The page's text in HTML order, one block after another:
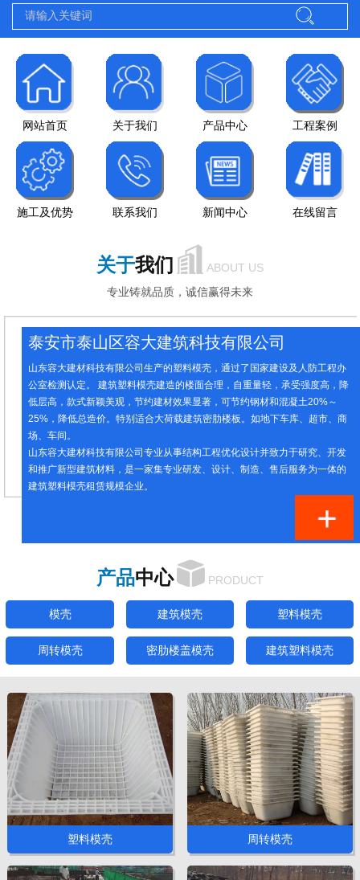
网站首页 关于我们 产品中心 工程案例
施工及优势 联系我们 新闻中心 在线留言
关于我们
ABOUT US
专业铸就品质，诚信赢得未来
泰安市泰山区容大建筑科技有限公司
山东容大建材科技有限公司生产的塑料模壳，通过了国家建设及人防工程办
公室检测认定。 建筑塑料模壳建造的楼面合理，自重量轻，承受强度高，降
低层高，款式新颖美观，节约建材效果显著，可节约钢材和混凝土20%～
25%，降低总造价。特别适合大荷载建筑密肋楼板。如地下车库、超市、商
场、车间。
山东容大建材科技有限公司专业从事结构工程优化设计并致力于研究、开发
和推广新型建筑材料，是一家集专业研发、设计、制造、售后服务为一体的
建筑塑料模壳租赁规模企业。
产品中心 PRODUCT
模壳 建筑模壳 塑料模壳
周转模壳 密肋楼盖模壳 建筑塑料模壳
塑料模壳 周转模壳